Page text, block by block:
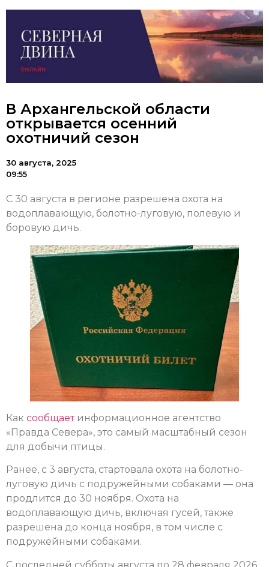
В Архангельской области
открывается осенний
охотничий сезон
30 августа, 2025
09:55
С 30 августа в регионе разрешена охота на
водоплавающую, болотно-луговую, полевую и
боровую дичь.
Как сообщаетинформационное агентство
«Правда Севера», это самый масштабный сезон
для добычи птицы.
Ранее, с 3 августа, стартовала охота на болотно-
луговую дичь с подружейными собаками — она
продлится до 30 ноября. Охота на
водоплавающую дичь, включая гусей, также
разрешена до конца ноября, в том числе с
подружейными собаками.